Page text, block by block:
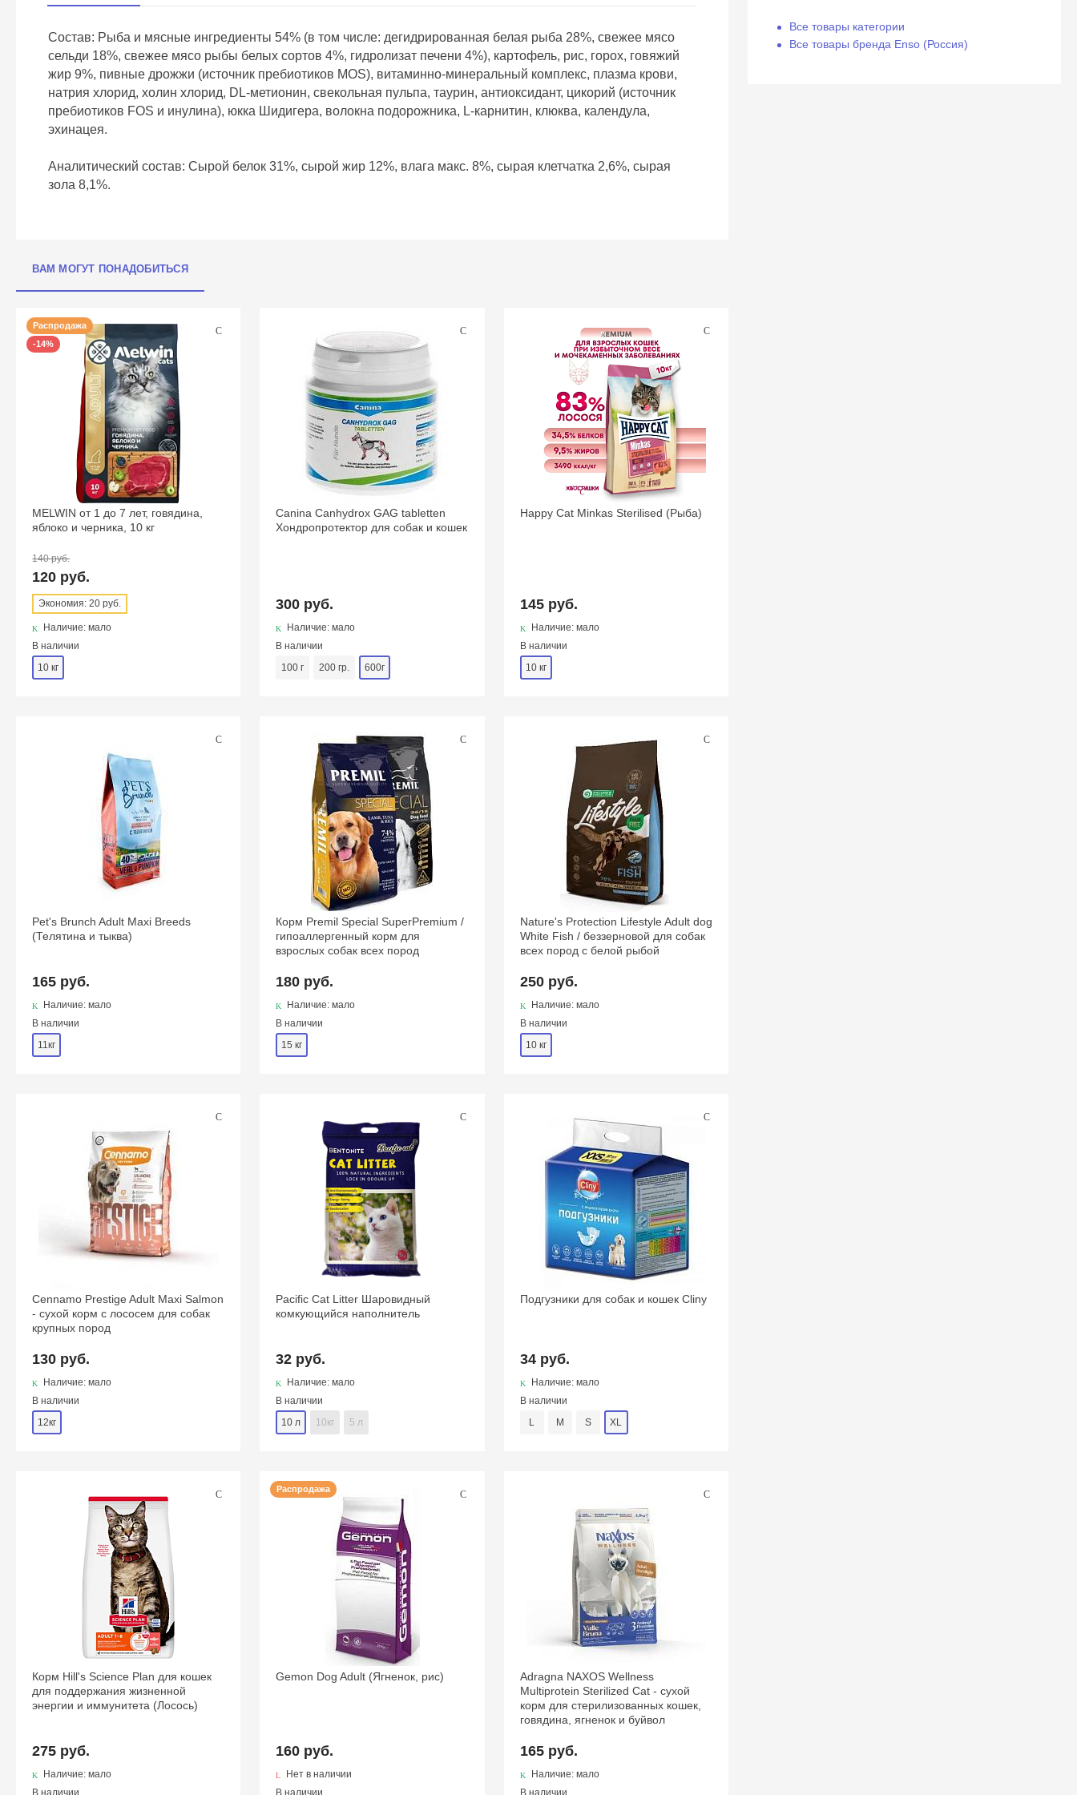
Состав: Рыба и мясные ингредиенты 54% (в том числе: дегидрированная белая рыба 28%, свежее мясо
сельди 18%, свежее мясо рыбы белых сортов 4%, гидролизат печени 4%), картофель, рис, горох, говяжий
жир 9%, пивные дрожжи (источник пребиотиков MOS), витаминно-минеральный комплекс, плазма крови,
натрия хлорид, холин хлорид, DL-метионин, свекольная пульпа, таурин, антиоксидант, цикорий (источник
пребиотиков FOS и инулина), юкка Шидигера, волокна подорожника, L-карнитин, клюква, календула,
эхинацея.
Аналитический состав: Сырой белок 31%, сырой жир 12%, влага макс. 8%, сырая клетчатка 2,6%, сырая
зола 8,1%.
ВАМ МОГУТ ПОНАДОБИТЬСЯ
Распродажа
-14%
MELWIN от 1 до 7 лет, говядина,
яблоко и черника, 10 кг
140 руб.
120 руб.
Экономия: 20 руб.
Наличие: мало
В наличии
10 кг
Canina Canhydrox GAG tabletten
Хондропротектор для собак и кошек
300 руб.
Наличие: мало
В наличии
100 г
200 гр. 600г
Happy Cat Minkas Sterilised (Рыба)
145 руб.
Наличие: мало
В наличии
10 кг
Pet's Brunch Adult Maxi Breeds
(Телятина и тыква)
165 руб.
Наличие: мало
В наличии
11кг
Корм Premil Special SuperPremium /
гипоаллергенный корм для
взрослых собак всех пород
180 руб.
Наличие: мало
В наличии
15 кг
Nature's Protection Lifestyle Adult dog
White Fish / беззерновой для собак
всех пород с белой рыбой
250 руб.
Наличие: мало
В наличии
10 кг
Cennamo Prestige Adult Maxi Salmon
- сухой корм с лососем для собак
крупных пород
130 руб.
Наличие: мало
В наличии
12кг
Pacific Cat Litter Шаровидный
комкующийся наполнитель
32 руб.
Наличие: мало
В наличии
10 л
10кг 5 л
Подгузники для собак и кошек Cliny
34 руб.
Наличие: мало
В наличии
L
M S XL
Корм Hill's Science Plan для кошек
для поддержания жизненной
энергии и иммунитета (Лосось)
275 руб.
Наличие: мало
В наличии
Распродажа
Gemon Dog Adult (Ягненок, рис)
160 руб.
Нет в наличии
В наличии
Adragna NAXOS Wellness
Multiprotein Sterilized Cat - сухой
корм для стерилизованных кошек,
говядина, ягненок и буйвол
165 руб.
Наличие: мало
В наличии
Все товары категории
Все товары бренда Enso (Россия)